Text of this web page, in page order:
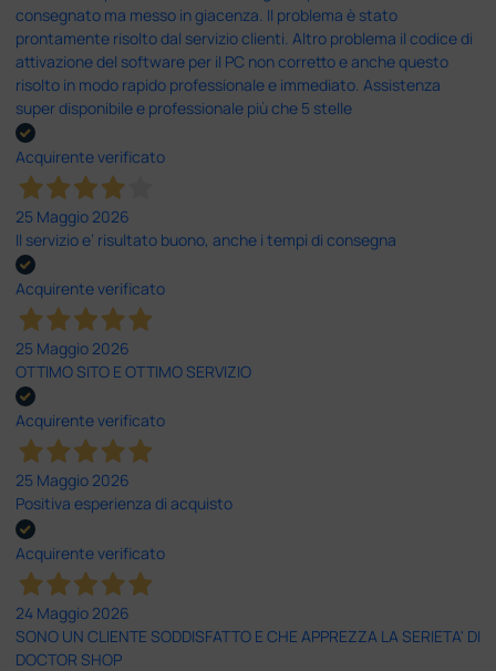
consegnato ma messo in giacenza. Il problema è stato
prontamente risolto dal servizio clienti. Altro problema il codice di
attivazione del software per il PC non corretto e anche questo
risolto in modo rapido professionale e immediato. Assistenza
super disponibile e professionale più che 5 stelle
Acquirente verificato
25 Maggio 2026
Il servizio e’ risultato buono, anche i tempi di consegna
Acquirente verificato
25 Maggio 2026
OTTIMO SITO E OTTIMO SERVIZIO
Acquirente verificato
25 Maggio 2026
Positiva esperienza di acquisto
Acquirente verificato
24 Maggio 2026
SONO UN CLIENTE SODDISFATTO E CHE APPREZZA LA SERIETA' DI
DOCTOR SHOP